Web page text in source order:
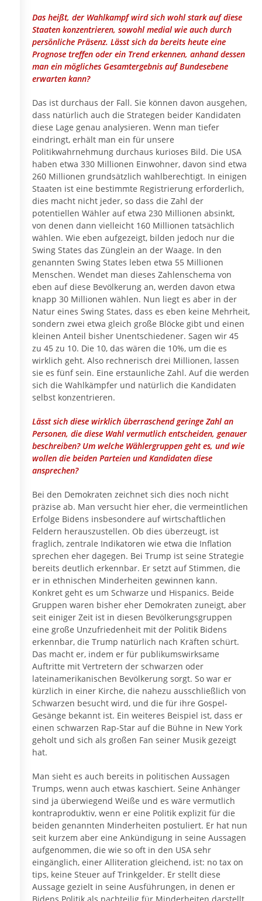
Das heißt, der Wahlkampf wird sich wohl stark auf diese
Staaten konzentrieren, sowohl medial wie auch durch
persönliche Präsenz. Lässt sich da bereits heute eine
Prognose treffen oder ein Trend erkennen, anhand dessen
man ein mögliches Gesamtergebnis auf Bundesebene
erwarten kann?
Das ist durchaus der Fall. Sie können davon ausgehen,
dass natürlich auch die Strategen beider Kandidaten
diese Lage genau analysieren. Wenn man tiefer
eindringt, erhält man ein für unsere
Politikwahrnehmung durchaus kurioses Bild. Die USA
haben etwa 330 Millionen Einwohner, davon sind etwa
260 Millionen grundsätzlich wahlberechtigt. In einigen
Staaten ist eine bestimmte Registrierung erforderlich,
dies macht nicht jeder, so dass die Zahl der
potentiellen Wähler auf etwa 230 Millionen absinkt,
von denen dann vielleicht 160 Millionen tatsächlich
wählen. Wie eben aufgezeigt, bilden jedoch nur die
Swing States das Zünglein an der Waage. In den
genannten Swing States leben etwa 55 Millionen
Menschen. Wendet man dieses Zahlenschema von
eben auf diese Bevölkerung an, werden davon etwa
knapp 30 Millionen wählen. Nun liegt es aber in der
Natur eines Swing States, dass es eben keine Mehrheit,
sondern zwei etwa gleich große Blöcke gibt und einen
kleinen Anteil bisher Unentschiedener. Sagen wir 45
zu 45 zu 10. Die 10, das wären die 10%, um die es
wirklich geht. Also rechnerisch drei Millionen, lassen
sie es fünf sein. Eine erstaunliche Zahl. Auf die werden
sich die Wahlkämpfer und natürlich die Kandidaten
selbst konzentrieren.
Lässt sich diese wirklich überraschend geringe Zahl an
Personen, die diese Wahl vermutlich entscheiden, genauer
beschreiben? Um welche Wählergruppen geht es, und wie
wollen die beiden Parteien und Kandidaten diese
ansprechen?
Bei den Demokraten zeichnet sich dies noch nicht
präzise ab. Man versucht hier eher, die vermeintlichen
Erfolge Bidens insbesondere auf wirtschaftlichen
Feldern herauszustellen. Ob dies überzeugt, ist
fraglich, zentrale Indikatoren wie etwa die Inflation
sprechen eher dagegen. Bei Trump ist seine Strategie
bereits deutlich erkennbar. Er setzt auf Stimmen, die
er in ethnischen Minderheiten gewinnen kann.
Konkret geht es um Schwarze und Hispanics. Beide
Gruppen waren bisher eher Demokraten zuneigt, aber
seit einiger Zeit ist in diesen Bevölkerungsgruppen
eine große Unzufriedenheit mit der Politik Bidens
erkennbar, die Trump natürlich nach Kräften schürt.
Das macht er, indem er für publikumswirksame
Auftritte mit Vertretern der schwarzen oder
lateinamerikanischen Bevölkerung sorgt. So war er
kürzlich in einer Kirche, die nahezu ausschließlich von
Schwarzen besucht wird, und die für ihre Gospel-
Gesänge bekannt ist. Ein weiteres Beispiel ist, dass er
einen schwarzen Rap-Star auf die Bühne in New York
geholt und sich als großen Fan seiner Musik gezeigt
hat.
Man sieht es auch bereits in politischen Aussagen
Trumps, wenn auch etwas kaschiert. Seine Anhänger
sind ja überwiegend Weiße und es wäre vermutlich
kontraproduktiv, wenn er eine Politik explizit für die
beiden genannten Minderheiten postuliert. Er hat nun
seit kurzem aber eine Ankündigung in seine Aussagen
aufgenommen, die wie so oft in den USA sehr
eingänglich, einer Alliteration gleichend, ist: no tax on
tips, keine Steuer auf Trinkgelder. Er stellt diese
Aussage gezielt in seine Ausführungen, in denen er